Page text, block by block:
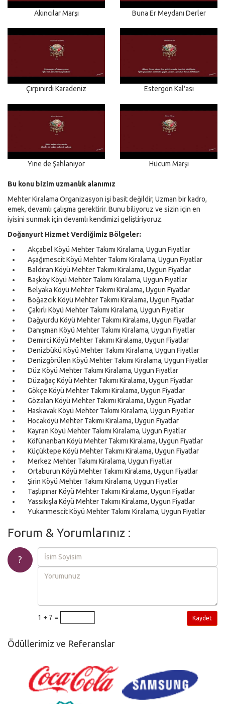
Akıncılar Marşı Buna Er Meydanı Derler
Çırpınırdı Karadeniz Estergon Kal'ası
Yine de Şahlanıyor Hücum Marşı
Bu konu bizim uzmanlık alanımız
Mehter Kiralama Organizasyon işi basit değildir, Uzman bir kadro,
emek, devamlı çalışma gerektirir. Bunu biliyoruz ve sizin için en
iyisini sunmak için devamlı kendimizi geliştiriyoruz.
Doğanyurt Hizmet Verdiğimiz Bölgeler:
Akçabel Köyü Mehter Takımı Kiralama, Uygun Fiyatlar
Aşağımescit Köyü Mehter Takımı Kiralama, Uygun Fiyatlar
Baldıran Köyü Mehter Takımı Kiralama, Uygun Fiyatlar
Başköy Köyü Mehter Takımı Kiralama, Uygun Fiyatlar
Belyaka Köyü Mehter Takımı Kiralama, Uygun Fiyatlar
Boğazcık Köyü Mehter Takımı Kiralama, Uygun Fiyatlar
Çakırlı Köyü Mehter Takımı Kiralama, Uygun Fiyatlar
Dağyurdu Köyü Mehter Takımı Kiralama, Uygun Fiyatlar
Danışman Köyü Mehter Takımı Kiralama, Uygun Fiyatlar
Demirci Köyü Mehter Takımı Kiralama, Uygun Fiyatlar
Denizbükü Köyü Mehter Takımı Kiralama, Uygun Fiyatlar
Denizgörülen Köyü Mehter Takımı Kiralama, Uygun Fiyatlar
Düz Köyü Mehter Takımı Kiralama, Uygun Fiyatlar
Düzağaç Köyü Mehter Takımı Kiralama, Uygun Fiyatlar
Gökçe Köyü Mehter Takımı Kiralama, Uygun Fiyatlar
Gözalan Köyü Mehter Takımı Kiralama, Uygun Fiyatlar
Haskavak Köyü Mehter Takımı Kiralama, Uygun Fiyatlar
Hocaköyü Mehter Takımı Kiralama, Uygun Fiyatlar
Kayran Köyü Mehter Takımı Kiralama, Uygun Fiyatlar
Köfünanbarı Köyü Mehter Takımı Kiralama, Uygun Fiyatlar
Küçüktepe Köyü Mehter Takımı Kiralama, Uygun Fiyatlar
Merkez Mehter Takımı Kiralama, Uygun Fiyatlar
Ortaburun Köyü Mehter Takımı Kiralama, Uygun Fiyatlar
Şirin Köyü Mehter Takımı Kiralama, Uygun Fiyatlar
Taşlıpınar Köyü Mehter Takımı Kiralama, Uygun Fiyatlar
Yassıkışla Köyü Mehter Takımı Kiralama, Uygun Fiyatlar
Yukarımescit Köyü Mehter Takımı Kiralama, Uygun Fiyatlar
Forum & Yorumlarınız :
?
1 + 7 = Kaydet
Ödüllerimiz ve Referanslar